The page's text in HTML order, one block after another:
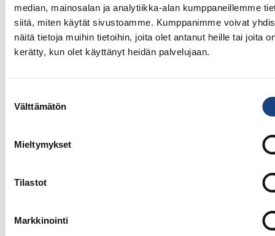
median, mainosalan ja analytiikka-alan kumppaneillemme
siitä, miten käytät sivustoamme. Kumppanimme voivat
näitä tietoja muihin tietoihin, joita olet antanut heille tai joita
kerätty, kun olet käyttänyt heidän palvelujaan.
valinta
Välttämätön
Mieltymykset
Tilastot
Markkinointi
Yksittäisiä otteluvoittoja Paksin
Cupista